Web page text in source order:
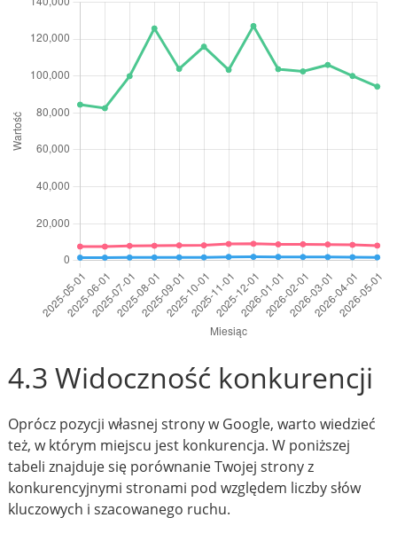
4.3 Widoczność konkurencji
Oprócz pozycji własnej strony w Google, warto wiedzieć
też, w którym miejscu jest konkurencja. W poniższej
tabeli znajduje się porównanie Twojej strony z
konkurencyjnymi stronami pod względem liczby słów
kluczowych i szacowanego ruchu.